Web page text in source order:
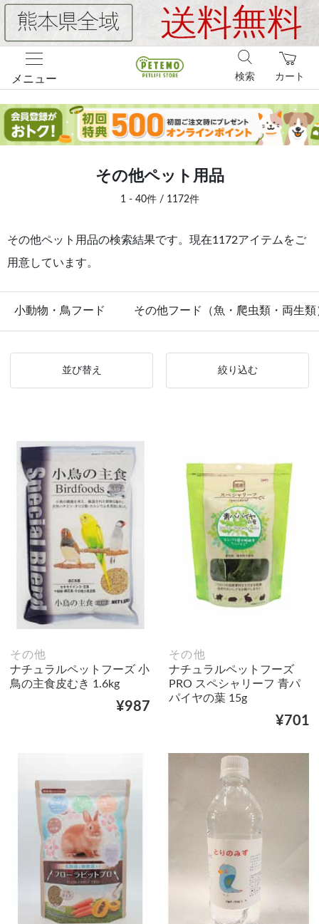
メニュー カート
検索
その他ペット用品
1 - 40件 / 1172件
その他ペット用品の検索結果です。現在1172アイテムをご
用意しています。
小動物・鳥フード その他フード（魚・爬虫類・両生類
並び替え 絞り込む
その他
ナチュラルペットフーズ 小
鳥の主食皮むき 1.6kg
¥987
その他
ナチュラルペットフーズ
PRO スペシャリーフ 青パ
パイヤの葉 15g
¥701